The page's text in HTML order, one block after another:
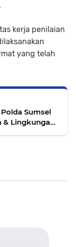
kerja penilaian
yang telah
Sumsel
& Lingkungan